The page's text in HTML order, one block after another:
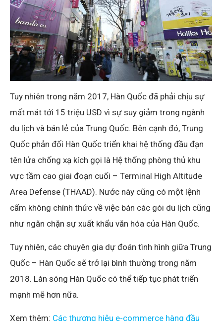
Tuy nhiên trong năm 2017, Hàn Quốc đã phải chịu sự
mất mát tới 15 triệu USD vì sự suy giảm trong ngành
du lịch và bán lẻ của Trung Quốc. Bên cạnh đó, Trung
Quốc phản đối Hàn Quốc triển khai hệ thống đầu đạn
tên lửa chống xạ kích gọi là Hệ thống phòng thủ khu
vực tầm cao giai đoạn cuối – Terminal High Altitude
Area Defense (THAAD). Nước này cũng có một lệnh
cấm không chính thức về việc bán các gói du lịch cũng
như ngăn chặn sự xuất khẩu văn hóa của Hàn Quốc.
Tuy nhiên, các chuyên gia dự đoán tình hình giữa Trung
Quốc – Hàn Quốc sẽ trở lại bình thường trong năm
2018. Làn sóng Hàn Quốc có thể tiếp tục phát triển
mạnh mẽ hơn nữa.
Xem thêm: Các thương hiệu e-commerce hàng đầu